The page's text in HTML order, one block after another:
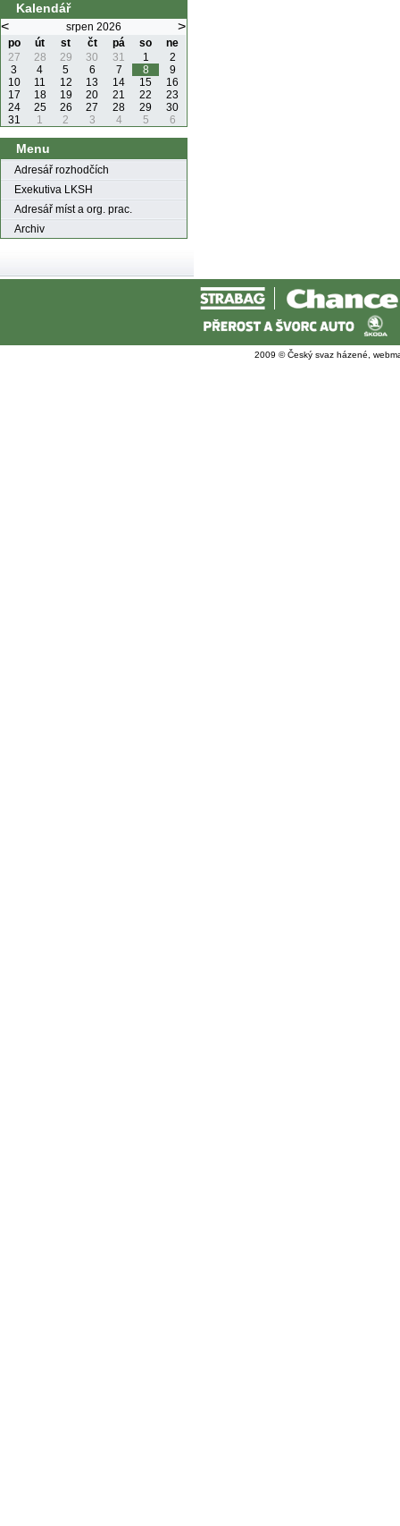
Kalendář
< srpen 2026 >
po út st čt pá so
ne
27
28 29 30 31 1
2
3
4 5 6 7 8
9
10
11 12 13 14 15
16
17
18 19 20 21 22
23
24
25 26 27 28 29
30
31
1 2 3 4 5 6
Menu
Adresář rozhodčích
Exekutiva LKSH
Adresář míst a org. prac.
Archiv
2009 © Český svaz házené,